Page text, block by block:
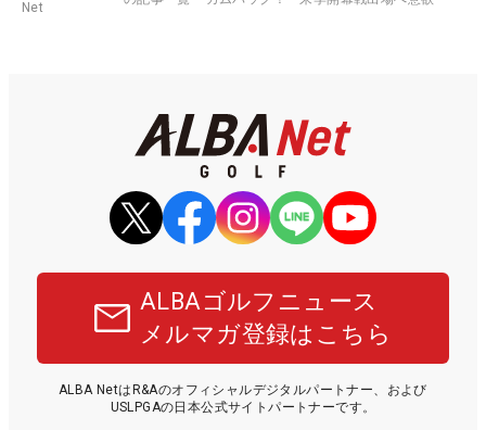
Net
ALBAゴルフニュース
メルマガ登録はこちら
ALBA NetはR&Aのオフィシャルデジタルパートナー、および
USLPGAの日本公式サイトパートナーです。